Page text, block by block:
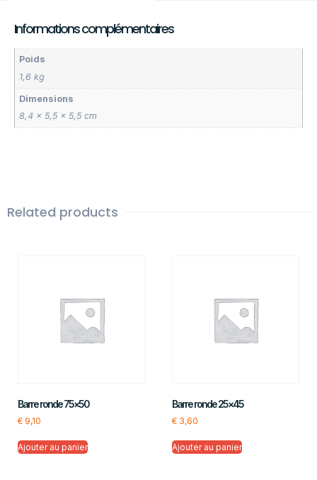
Informations complémentaires
Poids
1,6 kg
Dimensions
8,4 × 5,5 × 5,5 cm
Related products
Barre ronde 75×50
€ 9,10
Ajouter au panier
Barre ronde 25×45
€3,60
Ajouter au panier